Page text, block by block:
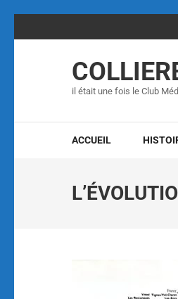
il était une fois le Club
ACCUEIL